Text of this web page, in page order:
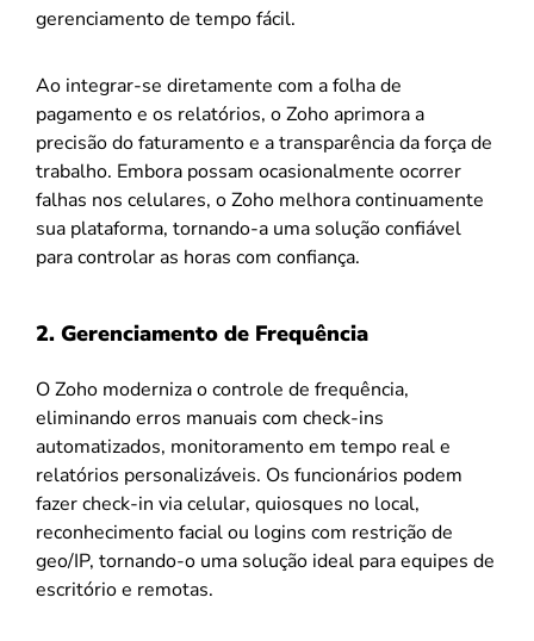
gerenciamento de tempo fácil.
Ao integrar-se diretamente com a folha de
pagamento e os relatórios, o Zoho aprimora a
precisão do faturamento e a transparência da força de
trabalho. Embora possam ocasionalmente ocorrer
falhas nos celulares, o Zoho melhora continuamente
sua plataforma, tornando-a uma solução confiável
para controlar as horas com confiança.
2. Gerenciamento de Frequência
O Zoho moderniza o controle de frequência,
eliminando erros manuais com check-ins
automatizados, monitoramento em tempo real e
relatórios personalizáveis. Os funcionários podem
fazer check-in via celular, quiosques no local,
reconhecimento facial ou logins com restrição de
geo/IP, tornando-o uma solução ideal para equipes de
escritório e remotas.